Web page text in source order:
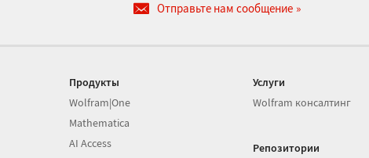
Отправьте нам сообщение
Продукты
Wolfram|One
Mathematica
AI Access
Услуги
Wolfram консалтинг
Репозитории